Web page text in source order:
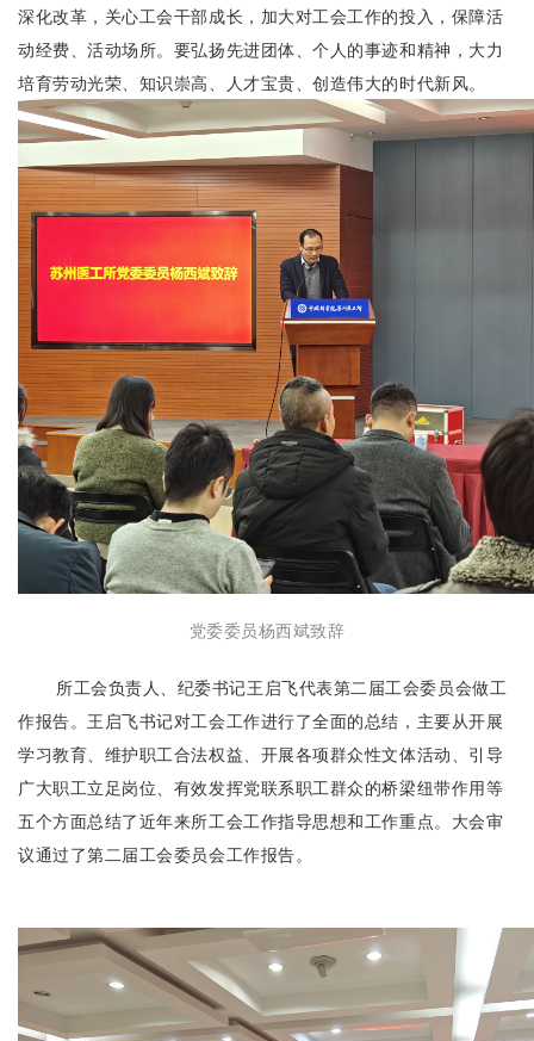
深化改革，关心工会干部成长，加大对工会工作的投入，保障活
动经费、活动场所。要弘扬先进团体、个人的事迹和精神，大力
培育劳动光荣、知识崇高、人才宝贵、创造伟大的时代新风。
党委委员杨西斌致辞
所工会负责人、纪委书记王启飞代表第二届工会委员会做工
作报告。王启飞书记对工会工作进行了全面的总结，主要从开展
学习教育、维护职工合法权益、开展各项群众性文体活动、引导
广大职工立足岗位、有效发挥党联系职工群众的桥梁纽带作用等
五个方面总结了近年来所工会工作指导思想和工作重点。大会审
议通过了第二届工会委员会工作报告。